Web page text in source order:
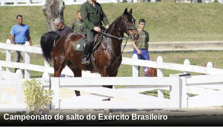
Campeonato de salto do Exército Brasileiro